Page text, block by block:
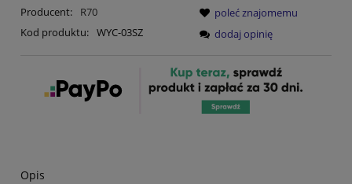
Producent:
R70
Kod produktu: WYC-03SZ
poleć znajomemu
dodaj opinię
Opis